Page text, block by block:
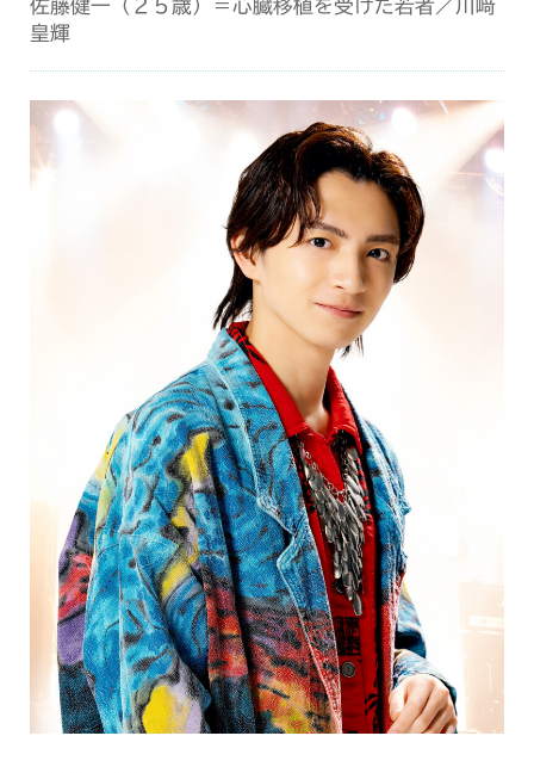
佐藤健一（２５歳）＝心臓移植を受けた若者／川﨑
皇輝